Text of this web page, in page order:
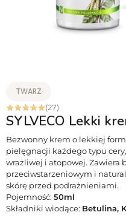
TWARZ
☆☆☆☆☆(27)
SYLVECO Lekki
Bezwonny krem o lekkiej
pielęgnacji każdego typu
wrażliwej i atopowej. Zawiera
przeciwstarzeniowym i
skórę przed podrażnieniami.
Pojemność: 50ml
Składniki wiodące: Betulina,